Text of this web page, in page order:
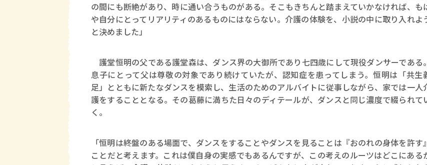
の間にも断絶があり、時に通い合うものがある。そこもきちんと踏まえていかなければ、も
や自分にとってリアリティのあるものにはならない。介護の体験を、小説の中に取り入れよ
と決めました」
護堂恒明の父である護堂森は、ダンス界の大御所であり七四歳にして現役ダンサーである。
息子にとって父は尊敬の対象であり続けていたが、認知症を患ってしまう。恒明は「共生
足」とともに新たなダンスを模索し、生活のためのアルバイトに従事しながら、家では一人
護をすることとなる。その葛藤に満ちた日々のディテールが、ダンスと同じ濃度で綴られて
く。
「恒明は終盤のある場面で、ダンスをすることやダンスを見ることは『おのれの身体を許す』
ことだと考えます。これは僕自身の実感でもあるんですが、この考えのルーツはどこにある